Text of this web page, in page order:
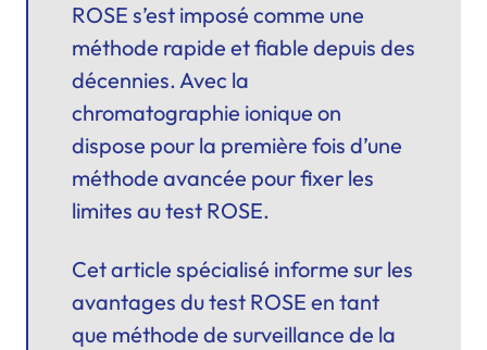
ROSE s’est imposé comme une
méthode rapide et fiable depuis des
décennies. Avec la
chromatographie ionique on
dispose pour la première fois d’une
méthode avancée pour fixer les
limites autest ROSE.
Cet article spécialisé informe sur les
avantages dutest ROSE en tant
que méthode de surveillance de la